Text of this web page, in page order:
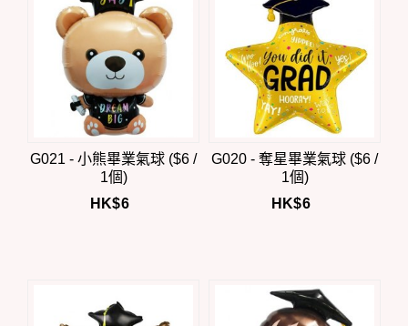
G021 - 小熊畢業氣球 ($6 /
1個)
HK$6
G020 - 奪星畢業氣球 ($6 /
1個)
HK$6